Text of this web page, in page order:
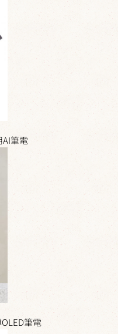
AI筆電
筆電